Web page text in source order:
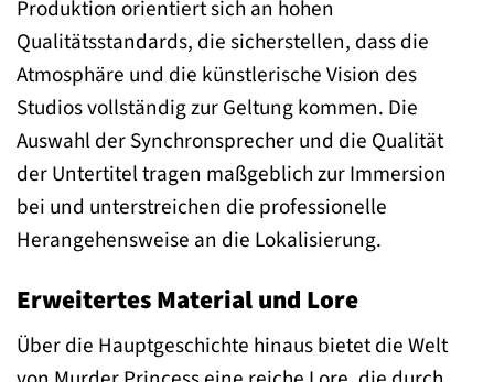
Produktion orientiert sich an hohen
Qualitätsstandards, die sicherstellen, dass die
Atmosphäre und die künstlerische Vision des
Studios vollständig zur Geltung kommen. Die
Auswahl der Synchronsprecher und die Qualität
der Untertitel tragen maßgeblich zur Immersion
bei und unterstreichen die professionelle
Herangehensweise an die Lokalisierung.
Erweitertes Material und Lore
Über die Hauptgeschichte hinaus bietet die Welt